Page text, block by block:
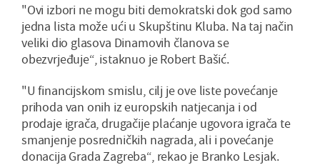
"Ovi izbori ne mogu biti demokratski dok god samo
jedna lista može ući u Skupštinu Kluba. Na taj način
veliki dio glasova Dinamovih članova se
obezvrjeđuje“, istaknuo je Robert Bašić.
"U financijskom smislu, cilj je ove liste povećanje
prihoda van onih iz europskih natjecanja i od
prodaje igrača, drugačije plaćanje ugovora igrača te
smanjenje posredničkih nagrada, ali i povećanje
donacija Grada Zagreba“, rekao je Branko Lesjak.